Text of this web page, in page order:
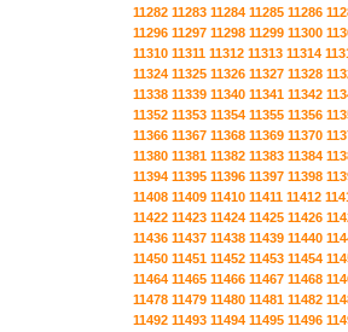
11282 11283 11284 11285 11286
11296 11297 11298 11299 11300
11310 11311 11312 11313 11314
11324 11325 11326 11327 11328
11338 11339 11340 11341 11342
11352 11353 11354 11355 11356
11366 11367 11368 11369 11370
11380 11381 11382 11383 11384
11394 11395 11396 11397 11398
11408 11409 11410 11411 11412
11422 11423 11424 11425 11426
11436 11437 11438 11439 11440
11450 11451 11452 11453 11454
11464 11465 11466 11467 11468
11478 11479 11480 11481 11482
11492 11493 11494 11495 11496